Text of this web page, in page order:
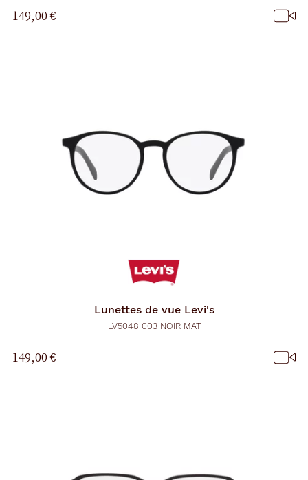
149,00 €
Lunettes de vue Levi's
LV5048 003 NOIR MAT
149,00 €